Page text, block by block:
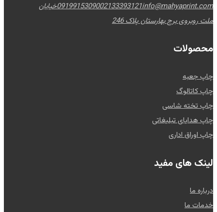
0919915309002133393121info@mahyaprint.com
خیابان
ملت روبروی برج بهارستان پلاک 246
محصولات
چاپ جعبه
چاپ کاتالوگ
چاپ تخته شاسی
چاپ هدایای تبلیغاتی
چاپ اوراق اداری
لینک های مفید
درباره ما
خدمات ما